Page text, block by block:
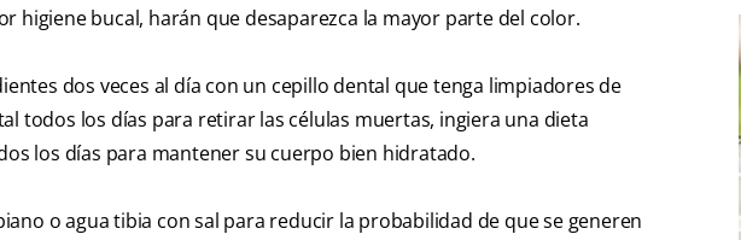
higiene bucal, harán que desaparezca la mayor parte del color.
dos veces al día con un cepillo dental que tenga limpiadores de
todos los días para retirar las células muertas, ingiera una dieta
los días para mantener su cuerpo bien hidratado.
o agua tibia con sal para reducir la probabilidad de que se generen